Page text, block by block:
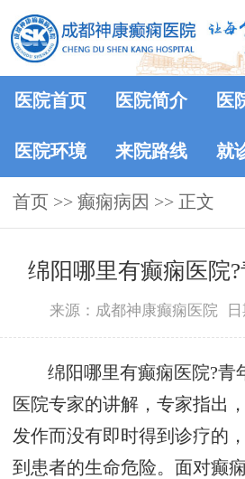
医院首页 医院简介 医
医院环境 来院路线 就
首页 >> 癫痫病因 >> 正文
绵阳哪里有癫痫医院
来源：成都神康癫痫医院
绵阳哪里有癫痫医院?青
医院专家的讲解，专家指出
发作而没有即时得到诊疗的
到患者的生命危险。面对癫